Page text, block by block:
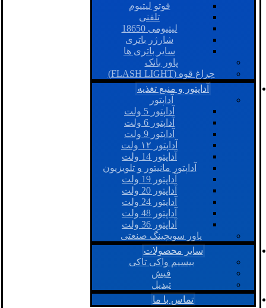
فوتو لیتیوم
تلفنی
لیتیومی 18650
شارژر باتری
سایر باتری ها
پاور بانک
چراغ قوه (FLASH LIGHT)
آداپتور و منبع تغذیه
آداپتور
آداپتور 5 ولت
آداپتور 6 ولت
آداپتور 9 ولت
آداپتور ۱۲ ولت
آداپتور 14 ولت
آداپتور مانیتور و تلویزیون
آداپتور 19 ولت
آداپتور 20 ولت
آداپتور 24 ولت
آداپتور 48 ولت
آداپتور 36 ولت
پاور سویچینگ صنعتی
سایر محصولات
بیسیم واکی تاکی
فیش
تبدیل
تماس با ما